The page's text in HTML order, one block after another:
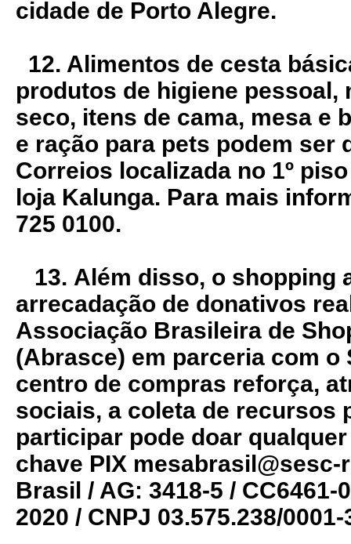
cidade de Porto Alegre.
12. Alimentos de cesta
produtos de higiene pessoal,
seco, itens de cama, mesa e
e ração para pets podem ser
Correios localizada no 1º
loja Kalunga. Para mais
725 0100.
13. Além disso, o shopping
arrecadação de donativos
Associação Brasileira de
(Abrasce) em parceria com o
centro de compras reforça,
sociais, a coleta de recursos
participar pode doar
chave PIX
Brasil / AG: 3418-5 / CC6461-
2020 / CNPJ 03.575.238/